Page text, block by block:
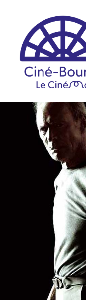
FILMS ET HORAIRES
ÉVÉNEMENTS
PROGRAMME